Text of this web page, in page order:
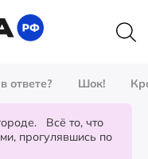
ответе? Шок!
Всё то, что
прогулявшись по